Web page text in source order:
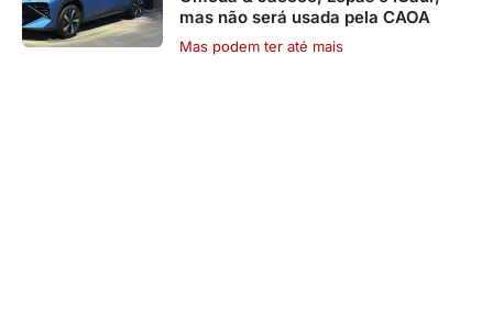
mas não será usada pela CAOA
Mas podem ter até mais